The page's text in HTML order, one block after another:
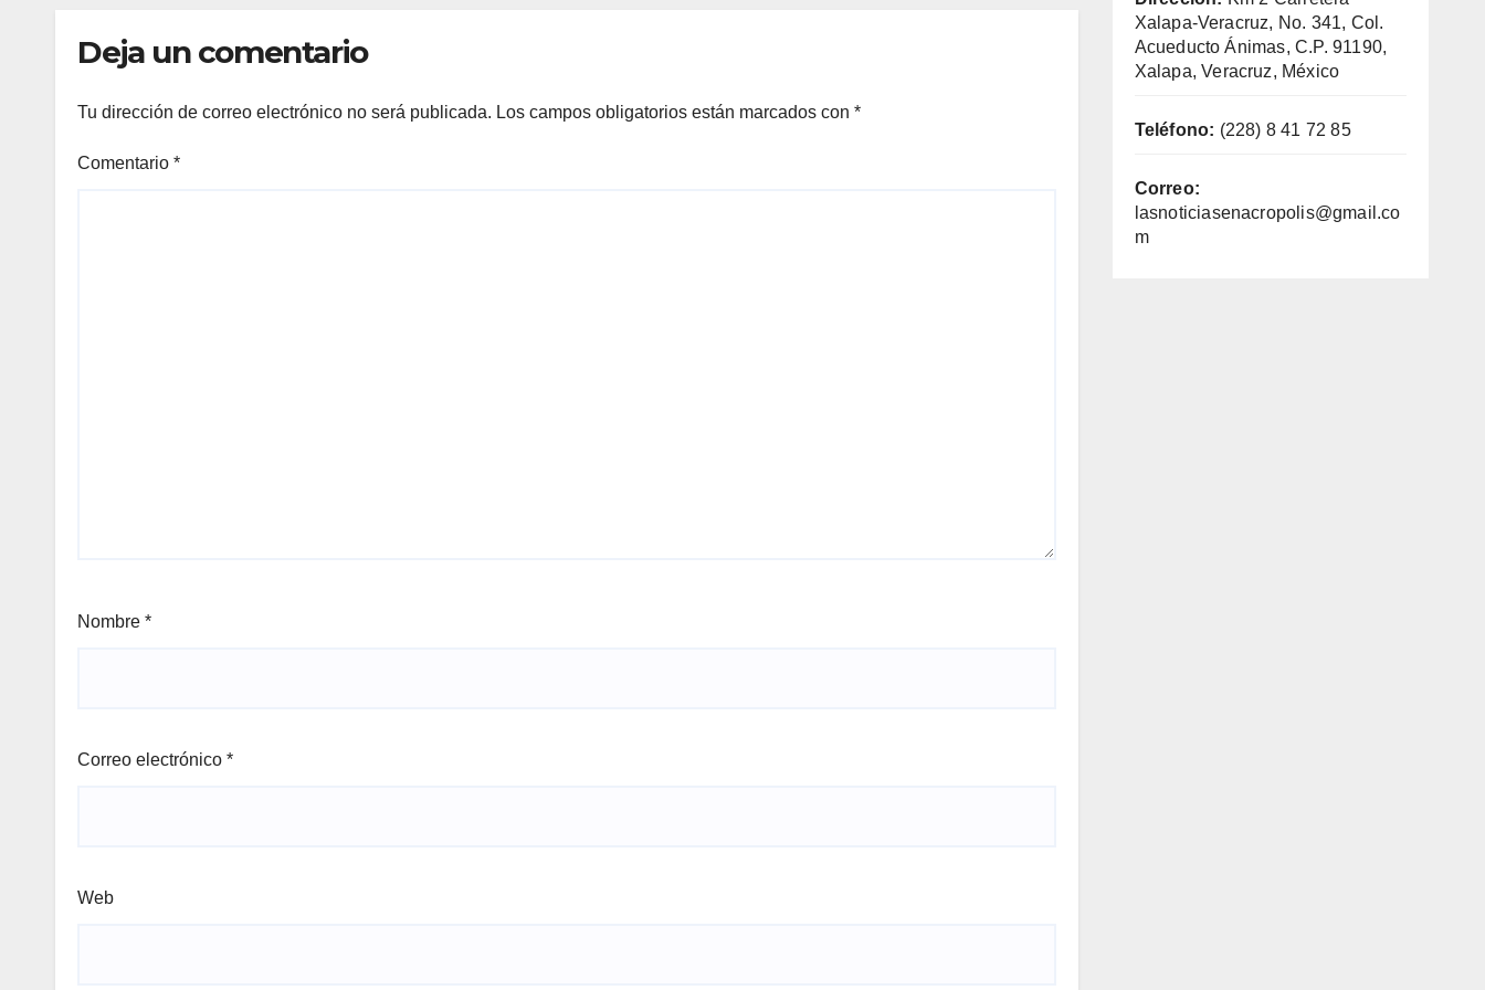
Deja un comentario
Tu dirección de correo electrónico no será publicada. Los campos obligatorios están marcados con *
Comentario *
Nombre *
Correo electrónico *
Web
Xalapa-Veracruz, No. 341, Col.
Acueducto Ánimas, C.P. 91190,
Xalapa, Veracruz, México
Teléfono: (228) 8 41 72 85
Correo:
lasnoticiasenacropolis@gmail.co
m